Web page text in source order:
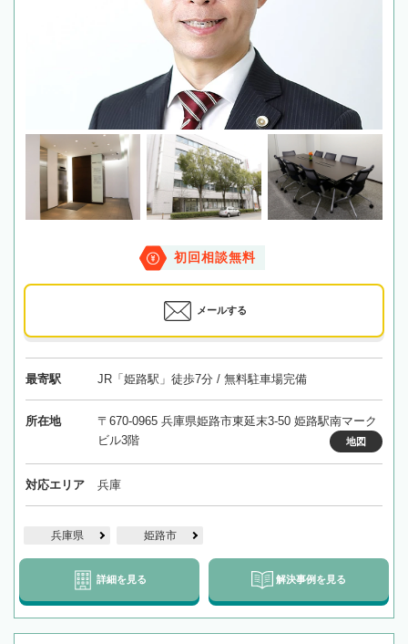
初回相談無料
メールする
最寄駅 JR「姫路駅」徒歩7分 / 無料駐車場完備
所在地
〒670-0965 兵庫県姫路市東延末3-50 姫路駅南マーク
ビル3階
地図
対応エリア 兵庫
兵庫県 姫路市
詳細を見る 解決事例を見る